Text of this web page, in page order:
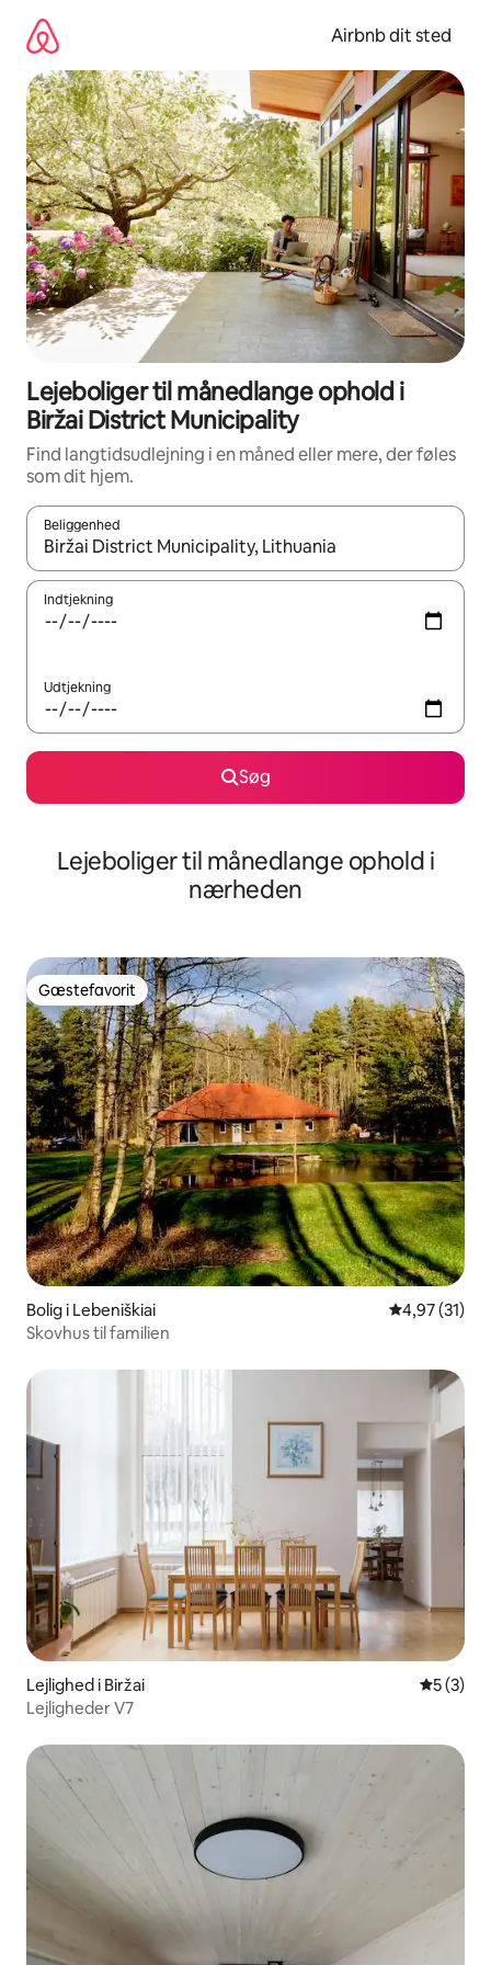
videre
indhold
Airbnb dit sted
Lejeboliger til månedlange ophold i
Biržai District Municipality
Find langtidsudlejning i en måned eller mere, der føles
som dit hjem.
Beliggenhed
Når resultaterne er tilgængelige, skal du navigere med
Indtjekning
Udtjekning
Søg
Lejeboliger til månedlange ophold i
nærheden
Gæstefavorit
Gæstefavorit
Bolig i Lebeniškiai 4,97 ud af 5
4,97 (31)
Skovhus til familien
Lejlighed i Biržai 5 ud af 5
5 (3)
Lejligheder V7